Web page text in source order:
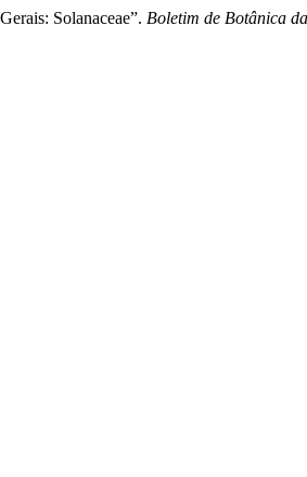
Solanaceae”. Boletim de Botânica